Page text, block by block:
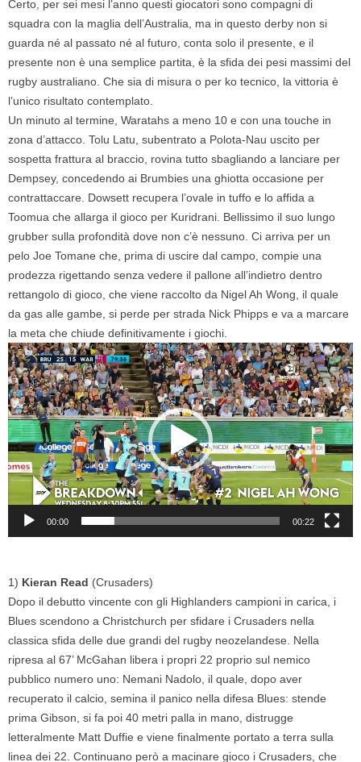
Certo, per sei mesi l’anno questi giocatori sono compagni di
squadra con la maglia dell’Australia, ma in questo derby non si
guarda né al passato né al futuro, conta solo il presente, e il
presente non è una semplice partita, è la sfida dei pesi massimi del
rugby australiano. Che sia di misura o per ko tecnico, la vittoria è
l’unico risultato contemplato.
Un minuto al termine, Waratahs a meno 10 e con una touche in
zona d’attacco. Tolu Latu, subentrato a Polota-Nau uscito per
sospetta frattura al braccio, rovina tutto sbagliando a lanciare per
Dempsey, concedendo ai Brumbies una ghiotta occasione per
contrattaccare. Dowsett recupera l’ovale in tuffo e lo affida a
Toomua che allarga il gioco per Kuridrani. Bellissimo il suo lungo
grubber sulla profondità dove non c’è nessuno. Ci arriva per un
pelo Joe Tomane che, prima di uscire dal campo, compie una
prodezza rigettando senza vedere il pallone all’indietro dentro
rettangolo di gioco, che viene raccolto da Nigel Ah Wong, il quale
da gas alle gambe, si perde per strada Nick Phipps e va a marcare
la meta che chiude definitivamente i giochi.
Video
Player
00:00 00:22
1) Kieran Read (Crusaders)
Dopo il debutto vincente con gli Highlanders campioni in carica, i
Blues scendono a Christchurch per sfidare i Crusaders nella
classica sfida delle due grandi del rugby neozelandese. Nella
ripresa al 67’ McGahan libera i propri 22 proprio sul nemico
pubblico numero uno: Nemani Nadolo, il quale, dopo aver
recuperato il calcio, semina il panico nella difesa Blues: stende
prima Gibson, si fa poi 40 metri palla in mano, distrugge
letteralmente Matt Duffie e viene finalmente portato a terra sulla
linea dei 22. Continuano però a macinare gioco i Crusaders, che